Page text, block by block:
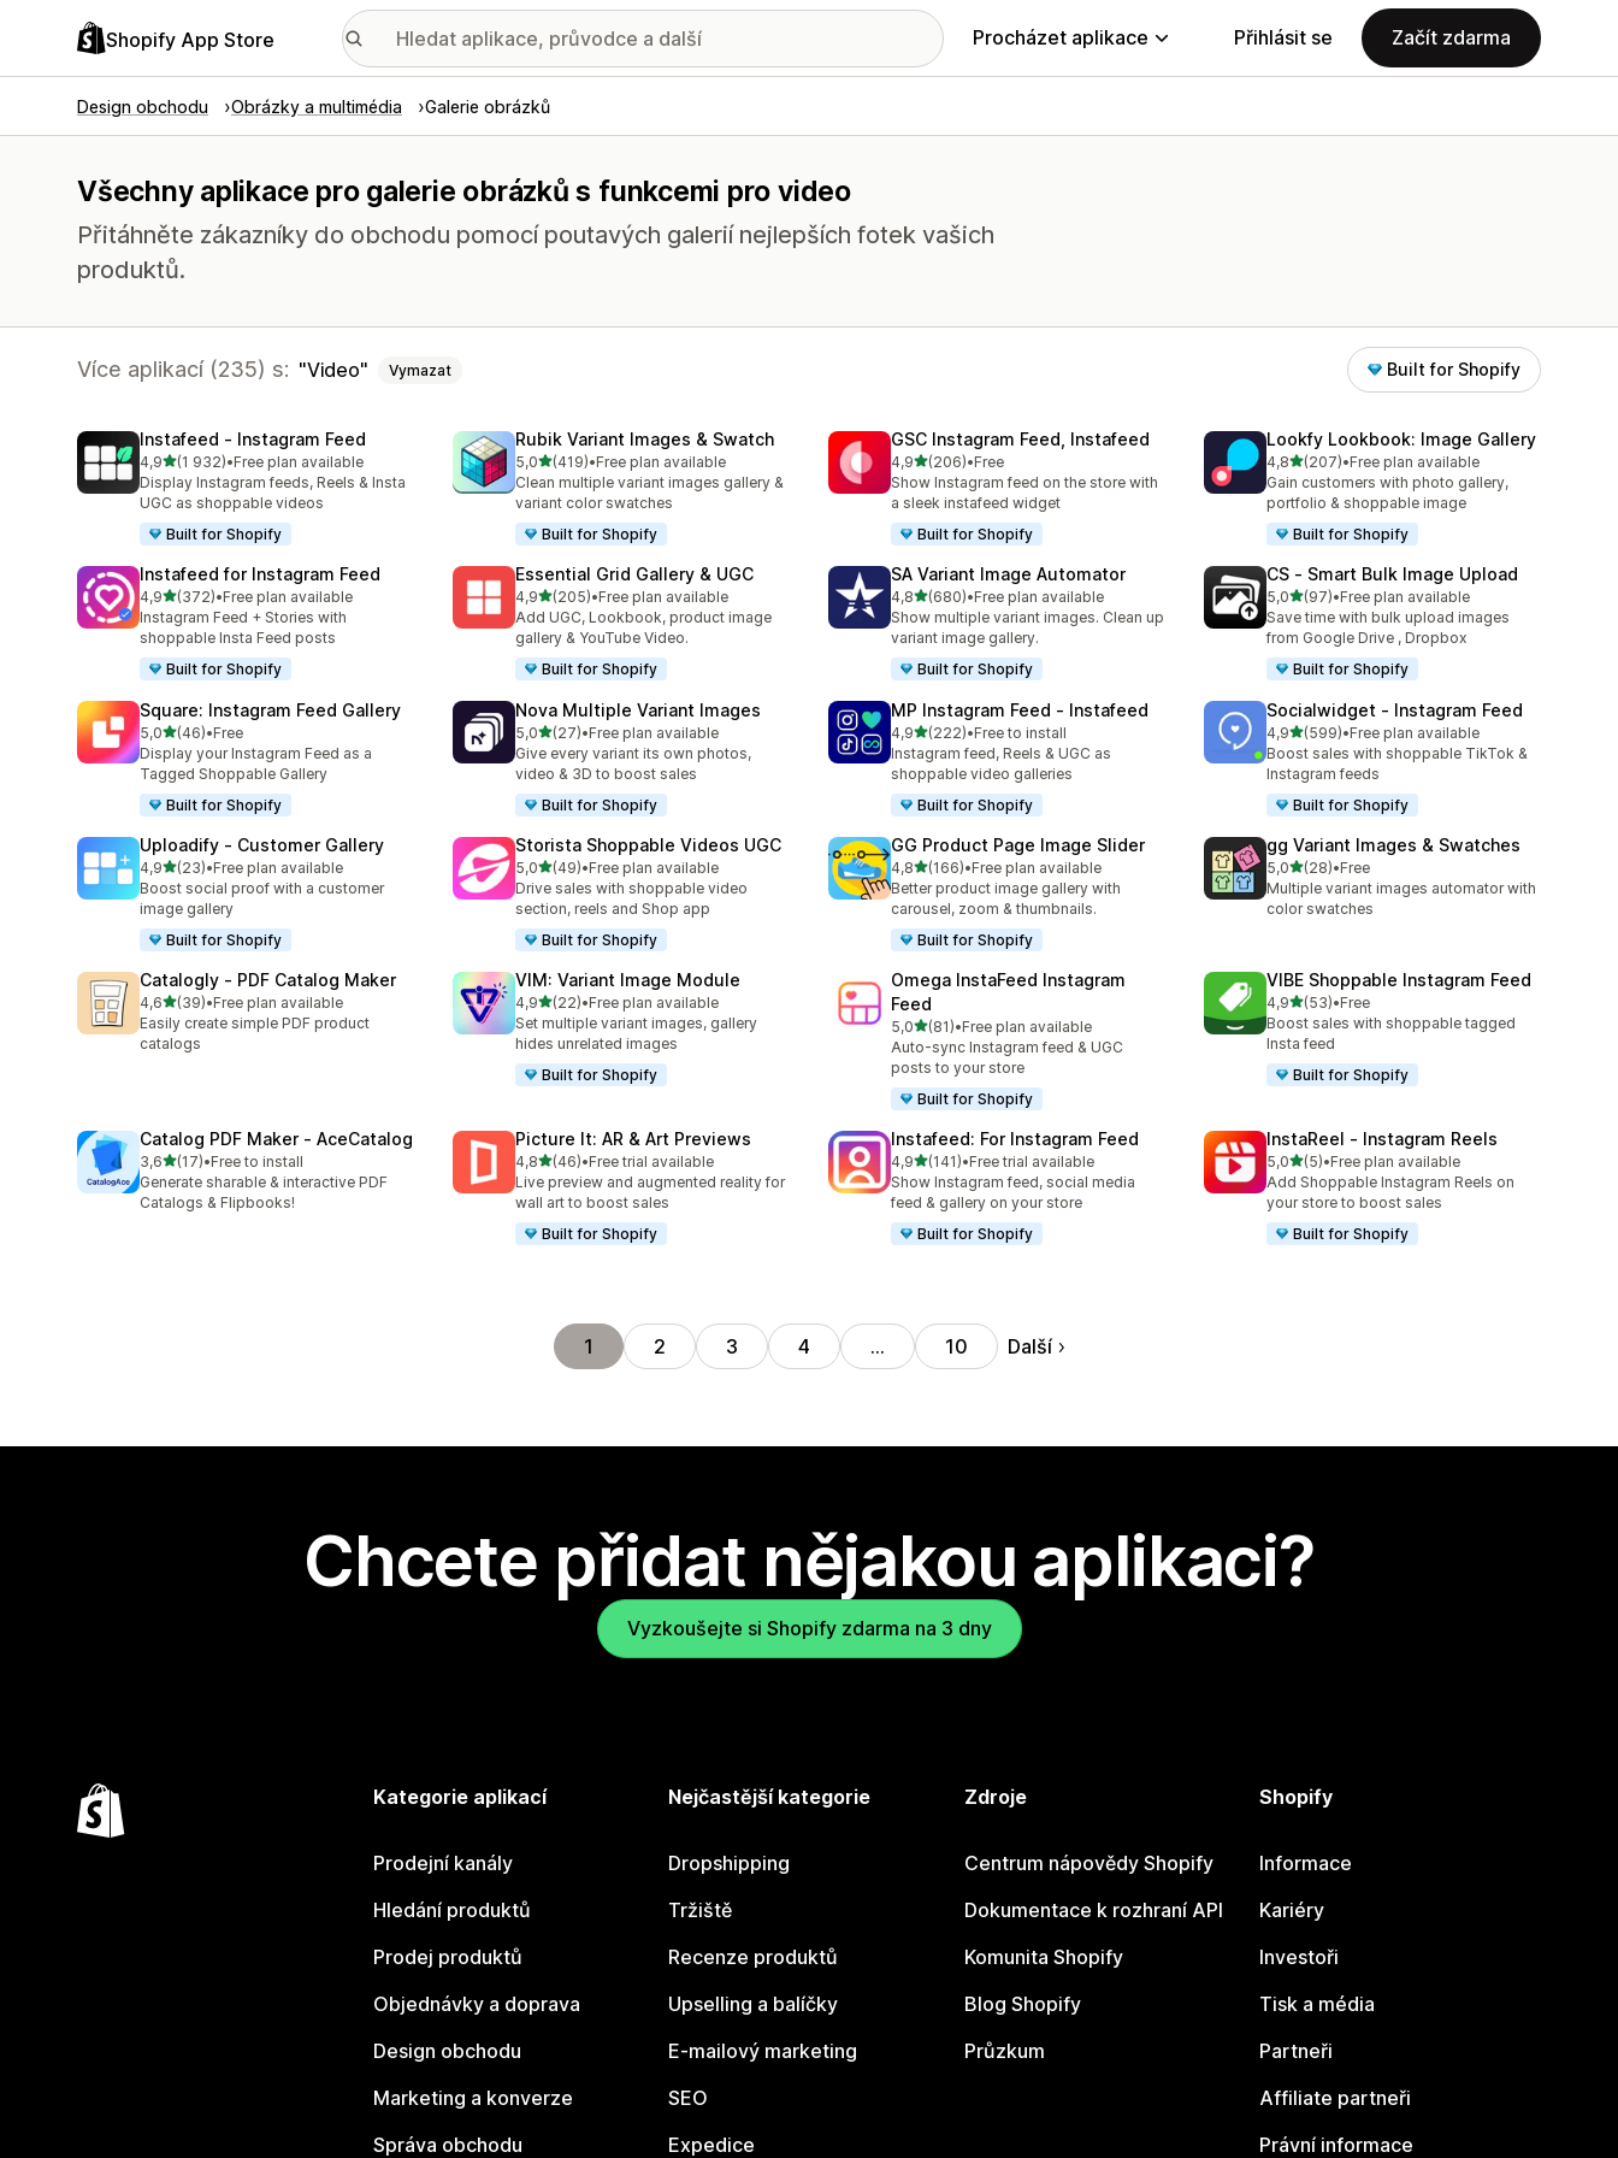
Shopify App Store Procházet aplikace Přihlásit se Začít zdarma
Design obchodu Obrázky a multimédia Galerie obrázků
Všechny aplikace pro galerie obrázků s funkcemi pro video
Přitáhněte zákazníky do obchodu pomocí poutavých galerií nejlepších fotek vašich
produktů.
Více aplikací (235) s: Video Vymazat Built for Shopify
Instafeed ‑ Instagram Feed
4,9z 5 hvězd
(1 932)
Celkový počet recenzí: 1932
•Free plan available
Display Instagram feeds, Reels & Insta
UGC as shoppable videos
Built for Shopify
Rubik Variant Images & Swatch
5,0z 5 hvězd
(419)
Celkový počet recenzí: 419
•Free plan available
Clean multiple variant images gallery &
variant color swatches
Built for Shopify
GSC Instagram Feed, Instafeed
4,9z 5 hvězd
(206)
Celkový počet recenzí: 206
•Free
Show Instagram feed on the store with
a sleek instafeed widget
Built for Shopify
Lookfy Lookbook: Image Gallery
4,8z 5 hvězd
(207)
Celkový počet recenzí: 207
•Free plan available
Gain customers with photo gallery,
portfolio & shoppable image
Built for Shopify
Instafeed for Instagram Feed
4,9z 5 hvězd
(372)
Celkový počet recenzí: 372
•Free plan available
Instagram Feed + Stories with
shoppable Insta Feed posts
Built for Shopify
Essential Grid Gallery & UGC
4,9z 5 hvězd
(205)
Celkový počet recenzí: 205
•Free plan available
Add UGC, Lookbook, product image
gallery & YouTube Video.
Built for Shopify
SA Variant Image Automator
4,8z 5 hvězd
(680)
Celkový počet recenzí: 680
•Free plan available
Show multiple variant images. Clean up
variant image gallery.
Built for Shopify
CS ‑ Smart Bulk Image Upload
5,0z 5 hvězd
(97)
Celkový počet recenzí: 97
•Free plan available
Save time with bulk upload images
from Google Drive , Dropbox
Built for Shopify
Square: Instagram Feed Gallery
5,0z 5 hvězd
(46)
Celkový počet recenzí: 46
•Free
Display your Instagram Feed as a
Tagged Shoppable Gallery
Built for Shopify
Nova Multiple Variant Images
5,0z 5 hvězd
(27)
Celkový počet recenzí: 27
•Free plan available
Give every variant its own photos,
video & 3D to boost sales
Built for Shopify
MP Instagram Feed ‑ Instafeed
4,9z 5 hvězd
(222)
Celkový počet recenzí: 222
•Free to install
Instagram feed, Reels & UGC as
shoppable video galleries
Built for Shopify
Socialwidget ‑ Instagram Feed
4,9z 5 hvězd
(599)
Celkový počet recenzí: 599
•Free plan available
Boost sales with shoppable TikTok &
Instagram feeds
Built for Shopify
Uploadify ‑ Customer Gallery
4,9z 5 hvězd
(23)
Celkový počet recenzí: 23
•Free plan available
Boost social proof with a customer
image gallery
Built for Shopify
Storista Shoppable Videos UGC
5,0z 5 hvězd
(49)
Celkový počet recenzí: 49
•Free plan available
Drive sales with shoppable video
section, reels and Shop app
Built for Shopify
GG Product Page Image Slider
4,8z 5 hvězd
(166)
Celkový počet recenzí: 166
•Free plan available
Better product image gallery with
carousel, zoom & thumbnails.
Built for Shopify
gg Variant Images & Swatches
5,0z 5 hvězd
(28)
Celkový počet recenzí: 28
•Free
Multiple variant images automator with
color swatches
Catalogly ‑ PDF Catalog Maker
4,6z 5 hvězd
(39)
Celkový počet recenzí: 39
•Free plan available
Easily create simple PDF product
catalogs
VIM: Variant Image Module
4,9z 5 hvězd
(22)
Celkový počet recenzí: 22
•Free plan available
Set multiple variant images, gallery
hides unrelated images
Built for Shopify
Omega InstaFeed Instagram
Feed
5,0z 5 hvězd
(81)
Celkový počet recenzí: 81
•Free plan available
Auto-sync Instagram feed & UGC
posts to your store
Built for Shopify
VIBE Shoppable Instagram Feed
4,9z 5 hvězd
(53)
Celkový počet recenzí: 53
•Free
Boost sales with shoppable tagged
Insta feed
Built for Shopify
Catalog PDF Maker ‑ AceCatalog
3,6z 5 hvězd
(17)
Celkový počet recenzí: 17
•Free to install
Generate sharable & interactive PDF
Catalogs & Flipbooks!
Picture It: AR & Art Previews
4,8z 5 hvězd
(46)
Celkový počet recenzí: 46
•Free trial available
Live preview and augmented reality for
wall art to boost sales
Built for Shopify
Instafeed: For Instagram Feed
4,9z 5 hvězd
(141)
Celkový počet recenzí: 141
•Free trial available
Show Instagram feed, social media
feed & gallery on your store
Built for Shopify
InstaReel ‑ Instagram Reels
5,0z 5 hvězd
(5)
Celkový počet recenzí: 5
•Free plan available
Add Shoppable Instagram Reels on
your store to boost sales
Built for Shopify
1 2 3 4 … 10 Další
Chcete přidat nějakou aplikaci?
Vyzkoušejte si Shopify zdarma na 3 dny
Kategorie aplikací
Prodejní kanály
Hledání produktů
Prodej produktů
Objednávky a doprava
Design obchodu
Marketing a konverze
Správa obchodu
Nejčastější kategorie
Dropshipping
Tržiště
Recenze produktů
Upselling a balíčky
E-mailový marketing
SEO
Expedice
Zdroje
Centrum nápovědy Shopify
Dokumentace k rozhraní API
Komunita Shopify
Blog Shopify
Průzkum
Shopify
Informace
Kariéry
Investoři
Tisk a média
Partneři
Affiliate partneři
Právní informace